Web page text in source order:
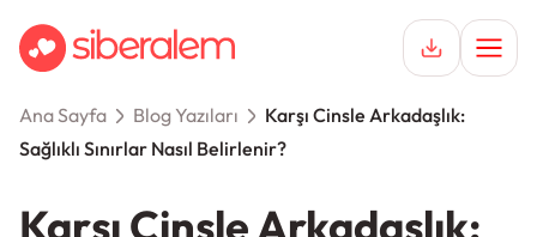
Keşfet
Ana Sayfa Blog Yazıları
Karşı Cinsle Arkadaşlık:
Sağlıklı Sınırlar Nasıl Belirlenir?
Karşı Cinsle Arkadaşlık: